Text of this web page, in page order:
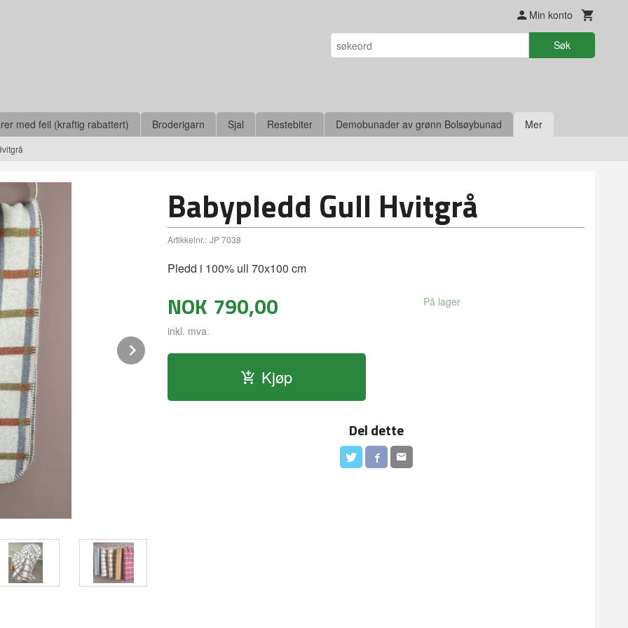
Min konto
Søk
med feil (kraftig rabattert) Broderigarn Sjal Restebiter Demobunader av grønn Bolsøybunad Mer
Next
Babypledd Gull Hvitgrå
Artikkelnr.: JP 7038
Pledd i 100% ull 70x100 cm
NOK 790,00
inkl. mva.
På lager
Kjøp
Del dette